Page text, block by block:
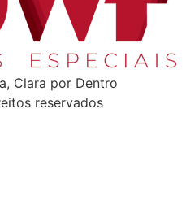
Clara por Dentro
reservados